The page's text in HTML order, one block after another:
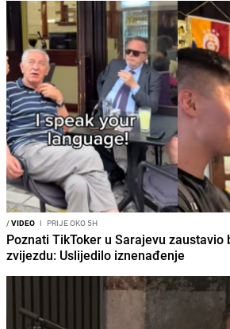
/VIDEO I PRIJE OKO 5H
Poznati TikToker u Sarajevu zaustavio
zvijezdu: Uslijedilo iznenađenje